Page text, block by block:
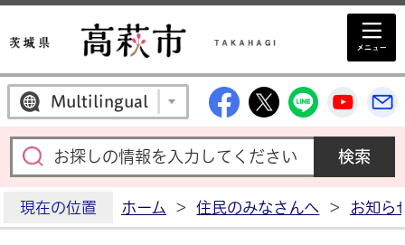
Multilingual 高萩市公式
高萩市公式X
高萩市
高
現在の位置 ホーム > 住民のみなさんへ > お知ら